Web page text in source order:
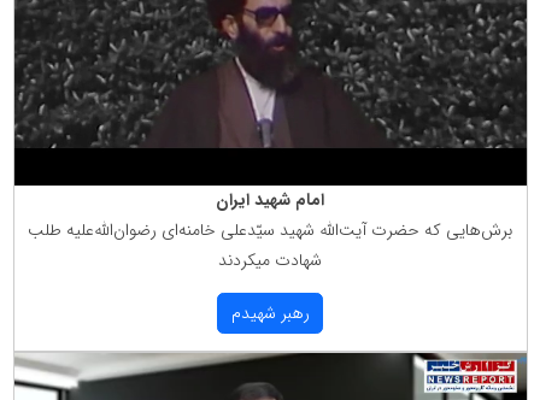
امام شهید ایران
برش‌هایی كه حضرت آیت‌الله شهید سیّدعلی خامنه‌ای رضوان‌الله‌علیه طلب
شهادت میكردند
رهبر شهیدم